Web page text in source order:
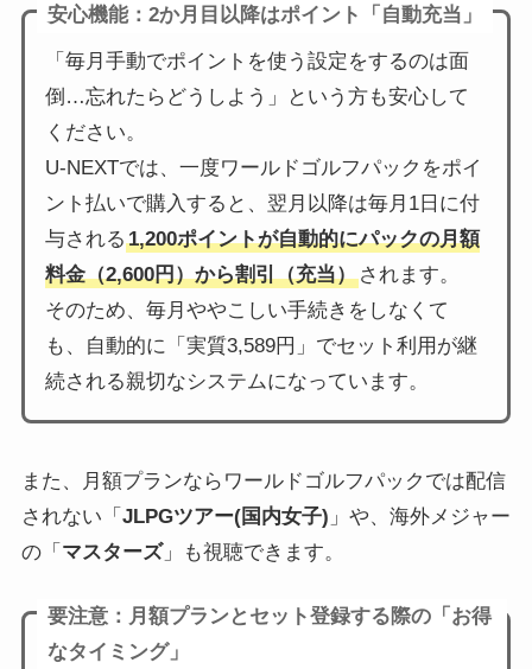
安心機能：2か月目以降はポイント「自動充当」
「毎月手動でポイントを使う設定をするのは面
倒…忘れたらどうしよう」という方も安心して
ください。
U-NEXTでは、一度ワールドゴルフパックをポイ
ント払いで購入すると、翌月以降は毎月1日に付
与される 1,200ポイントが自動的にパックの月額
料金（2,600円）から割引（充当）されます。
そのため、毎月ややこしい手続きをしなくて
も、自動的に「実質3,589円」でセット利用が継
続される親切なシステムになっています。
また、月額プランならワールドゴルフパックでは配信
されない「 JLPGツアー(国内女子) 」や、海外メジャー
の「 マスターズ」も視聴できます。
要注意：月額プランとセット登録する際の「お得
なタイミング」
月額プランとセットで登録する場合、